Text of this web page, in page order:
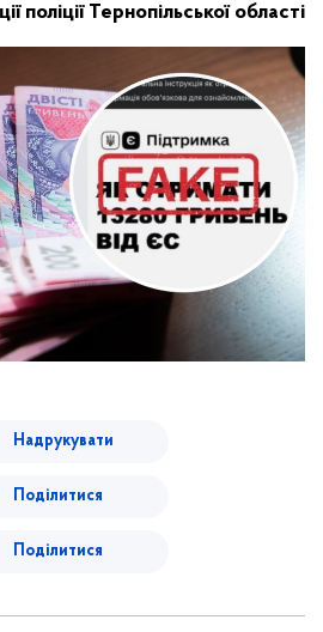
поліції Тернопільської області
Надрукувати
Поділитися
Поділитися